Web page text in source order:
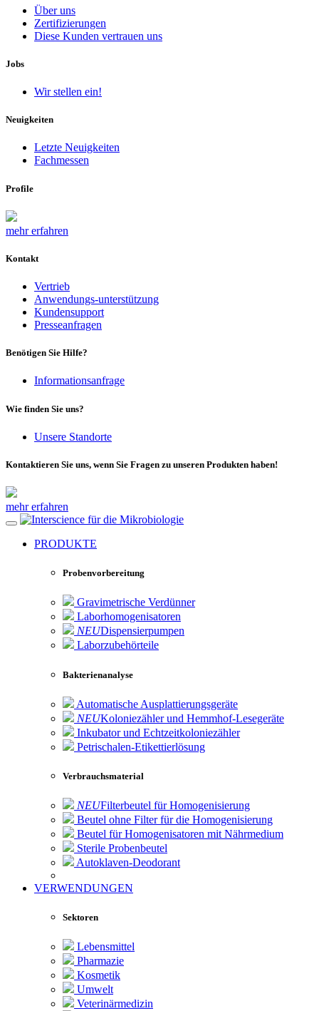
Über uns
Zertifizierungen
Diese Kunden vertrauen uns
Jobs
Wir stellen ein!
Neuigkeiten
Letzte Neuigkeiten
Fachmessen
Profile
mehr erfahren
Kontakt
Vertrieb
Anwendungs-unterstützung
Kundensupport
Presseanfragen
Benötigen Sie Hilfe?
Informationsanfrage
Wie finden Sie uns?
Unsere Standorte
Kontaktieren Sie uns, wenn Sie Fragen zu unseren Produkten haben!
mehr erfahren
für die Mikrobiologie
PRODUKTE
Probenvorbereitung
Gravimetrische Verdünner
Laborhomogenisatoren
NEUDispensierpumpen
Laborzubehörteile
Bakterienanalyse
Automatische Ausplattierungsgeräte
NEUKoloniezähler und Hemmhof-Lesegeräte
Inkubator und Echtzeitkoloniezähler
Petrischalen-Etikettierlösung
Verbrauchsmaterial
NEUFilterbeutel für Homogenisierung
Beutel ohne Filter für die Homogenisierung
Beutel für Homogenisatoren mit Nährmedium
Sterile Probenbeutel
Autoklaven-Deodorant
VERWENDUNGEN
Sektoren
Lebensmittel
Pharmazie
Kosmetik
Umwelt
Veterinärmedizin